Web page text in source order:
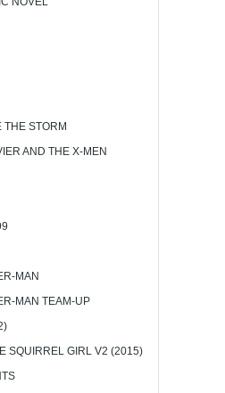
THE STORM
AND THE X-MEN
MAN
MAN TEAM-UP
SQUIRREL GIRL V2 (2015)